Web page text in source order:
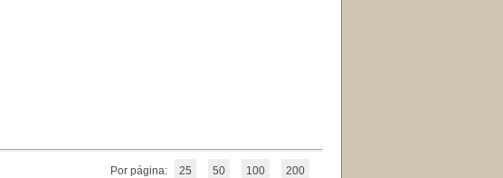
Por página: 25 50 100 200